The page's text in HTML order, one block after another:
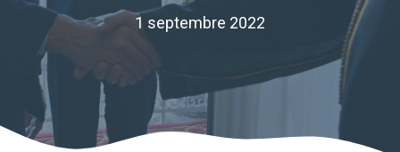
1 septembre 2022